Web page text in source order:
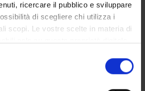
ricercare il pubblico e sviluppare
di scegliere chi utilizza i
scopi. Le vostre scelte in materia di
il proprio consenso in qualsiasi
sui cookie o facendo clic
nel trapianto d'organo
& Telepathology Team